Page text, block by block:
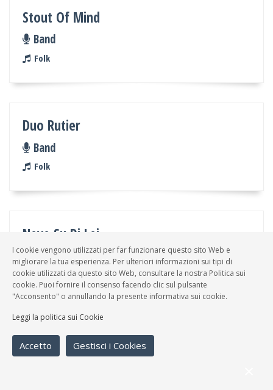
Stout Of Mind
Band
Folk
Duo Rutier
Band
Folk
Neve Su Di Lei
Solista
Cantautori, Folk, Varie
I cookie vengono utilizzati per far funzionare questo sito Web e
migliorare la tua esperienza. Per ulteriori informazioni sui tipi di
cookie utilizzati da questo sito Web, consultare la nostra Politica sui
cookie. Puoi fornire il consenso facendo clic sul pulsante
"Acconsento" o annullando la presente informativa sui cookie.
Leggi la politica sui Cookie
Accetto Gestisci i Cookies